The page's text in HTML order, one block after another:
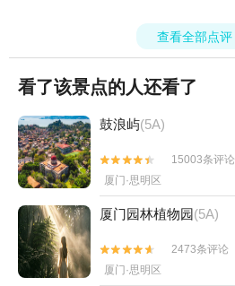
查看全部点评
看了该景点的人还看了
鼓浪屿(5A)


15003条评论
厦门·思明区
厦门园林植物园(5A)


2473条评论
厦门·思明区